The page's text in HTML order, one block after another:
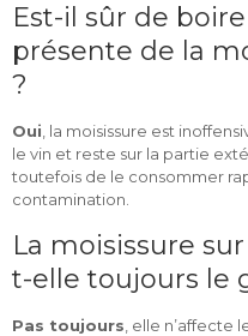
Est-il sûr de
présente de la
?
Oui , la moisissure est
le vin et reste sur la partie
toutefois de le consommer
contamination.
La moisissure
t-elle toujours le
Pas toujours , elle n’affecte